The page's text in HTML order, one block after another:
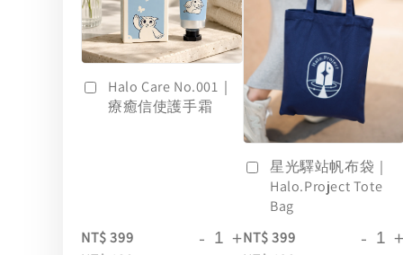
Halo Care No.001｜
療癒信使護手霜
NT$ 399
- +
星光驛站帆布袋｜
Halo.Project Tote
Bag
NT$ 399
-